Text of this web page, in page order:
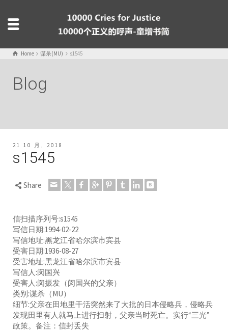
Home 谋杀(MU) s1545
Blog
21 10 月, 2018
s1545
Share
信扫描序列号:s1545
写信日期:1994-02-22
写信地址:黑龙江省哈尔滨市宾县
受害日期:1936-08-27
受害地址:黑龙江省哈尔滨市宾县
写信人:闵国兴
受害人:闵振发（闵国兴的父亲）
类别:谋杀（MU）
细节:父亲在田地里干活突然来了大批的日本侵略兵，侵略兵
发现田里有人就马上进行扫射，父亲当时死亡。实行“三光”
政策。备注：信封丢失